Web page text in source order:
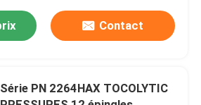
patient
Contact
Série PN 2264HAX TOCOLYTIC